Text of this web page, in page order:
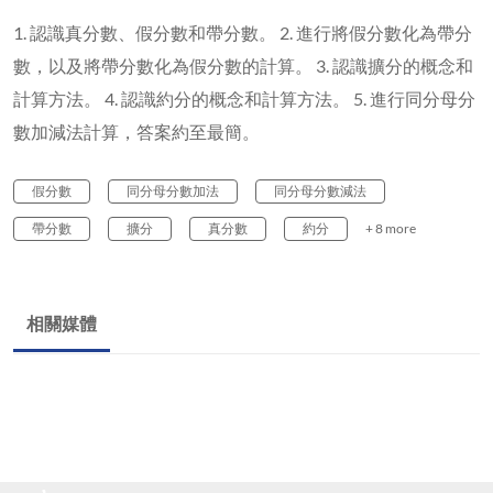
1. 認識真分數、假分數和帶分數。 2. 進行將假分數化為帶分
數，以及將帶分數化為假分數的計算。 3. 認識擴分的概念和
計算方法。 4. 認識約分的概念和計算方法。 5. 進行同分母分
數加減法計算，答案約至最簡。
假分數 同分母分數加法 同分母分數減法
帶分數 擴分 真分數 約分 + 8 more
相關媒體